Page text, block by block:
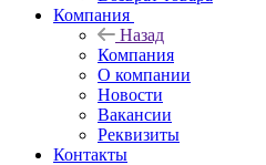
Компания
Назад
Компания
О компании
Новости
Вакансии
Реквизиты
Контакты